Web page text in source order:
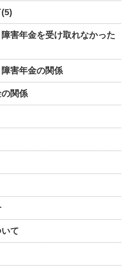
害年金を受け取れなかった
害年金の関係
関係
て